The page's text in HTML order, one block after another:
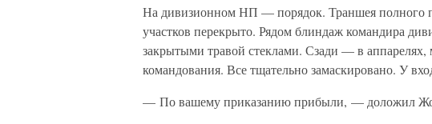
На дивизионном НП — порядок. Траншея полного
участков перекрыто. Рядом блиндаж командира
закрытыми травой стеклами. Сзади — в
командования. Все тщательно замаскировано. У
— По вашему приказанию прибыли, — доложил